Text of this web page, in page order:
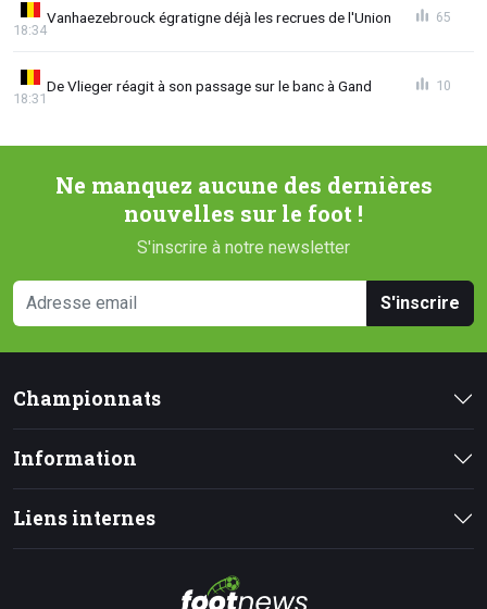
Vanhaezebrouck égratigne déjà les recrues de l'Union
18:34
65
De Vlieger réagit à son passage sur le banc à Gand
18:31
10
Ne manquez aucune des dernières
nouvelles sur le foot !
S'inscrire à notre newsletter
S'inscrire
Championnats
Information
Liens internes